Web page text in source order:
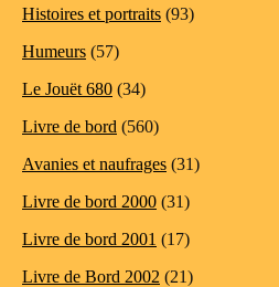
Histoires et portraits (93)
Humeurs (57)
Le Jouët 680 (34)
Livre de bord (560)
Avanies et naufrages (31)
Livre de bord 2000 (31)
Livre de bord 2001 (17)
Livre de Bord 2002 (21)